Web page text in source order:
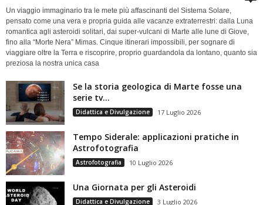
Un viaggio immaginario tra le mete più affascinanti del Sistema Solare,
pensato come una vera e propria guida alle vacanze extraterrestri: dalla Luna
romantica agli asteroidi solitari, dai super-vulcani di Marte alle lune di Giove,
fino alla “Morte Nera” Mimas. Cinque itinerari impossibili, per sognare di
viaggiare oltre la Terra e riscoprire, proprio guardandola da lontano, quanto sia
preziosa la nostra unica casa
Se la storia geologica di Marte fosse una
serie tv…
Didattica e Divulgazione 17 Luglio 2026
Tempo Siderale: applicazioni pratiche in
Astrofotografia
Astrofotografia 10 Luglio 2026
Una Giornata per gli Asteroidi
Didattica e Divulgazione 3 Luglio 2026